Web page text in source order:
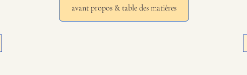
avant propos & table des matières